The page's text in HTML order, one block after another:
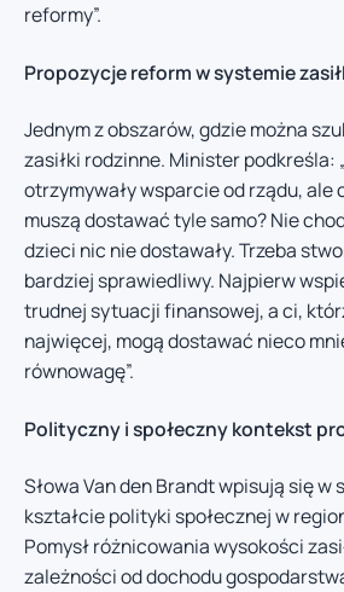
reformy”.
Propozycje reform w systemie
Jednym z obszarów, gdzie można
zasiłki rodzinne. Minister podkreśla:
otrzymywały wsparcie od rządu, ale
muszą dostawać tyle samo? Nie
dzieci nic nie dostawały. Trzeba
bardziej sprawiedliwy. Najpierw
trudnej sytuacji finansowej, a ci,
najwięcej, mogą dostawać nieco
równowagę”.
Polityczny i społeczny kontekst
Słowa Van den Brandt wpisują się w
kształcie polityki społecznej w
Pomysł różnicowania wysokości
zależności od dochodu